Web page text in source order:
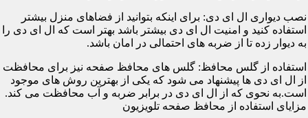
نصب دیواری ال ای دی: برای اینکه بتوانید از فضاهای منزل بیشتر
استفاده کنید و امنیت ال ای دی بیشتر باشد بهتر است که ال ای دی را
به دیوار زده تا از ضربه های احتمالی در امان باشد.
استفاده از گلس محافظ: گلس های محافظ صفحه نیز برای محافظت
از ال ای دی ها پیشنهاد می شود که یکی از بهترین روش های موجود
است.به نحوی که از ال ای دی در برابر ضربه و آب محافظت می کند.
مزایای استفاده از محافظ صفحه تلویزیون